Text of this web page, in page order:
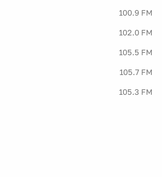
100.9 FM
102.0 FM
105.5 FM
105.7 FM
105.3 FM